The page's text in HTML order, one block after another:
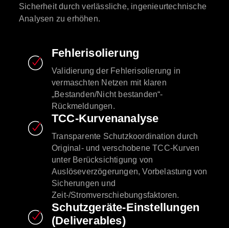
Sicherheit durch verlässliche, ingenieurtechnische
Analysen zu erhöhen.
Fehlerisolierung
Validierung der Fehlerisolierung in
vermaschten Netzen mit klaren
„Bestanden/Nicht bestanden“-
Rückmeldungen.
TCC-Kurvenanalyse
Transparente Schutzkoordination durch
Original- und verschobene TCC-Kurven
unter Berücksichtigung von
Auslöseverzögerungen, Vorbelastung von
Sicherungen und
Zeit-/Stromverschiebungsfaktoren.
Schutzgeräte-Einstellungen
(Deliverables)